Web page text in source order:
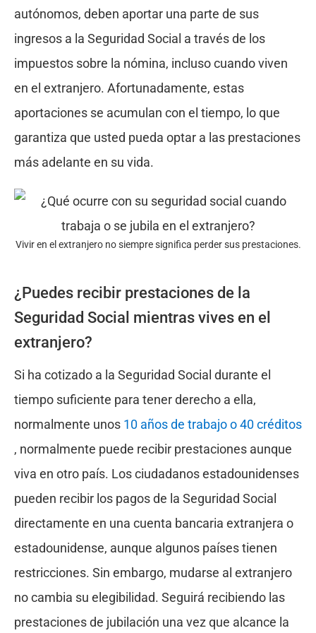
autónomos, deben aportar una parte de sus
ingresos a la Seguridad Social a través de los
impuestos sobre la nómina, incluso cuando viven
en el extranjero. Afortunadamente, estas
aportaciones se acumulan con el tiempo, lo que
garantiza que usted pueda optar a las prestaciones
más adelante en su vida.
Vivir en el extranjero no siempre significa perder sus prestaciones.
¿Puedes recibir prestaciones de la
Seguridad Social mientras vives en el
extranjero?
Si ha cotizado a la Seguridad Social durante el
tiempo suficiente para tener derecho a ella,
normalmente unos 10 años de trabajo o 40 créditos
, normalmente puede recibir prestaciones aunque
viva en otro país. Los ciudadanos estadounidenses
pueden recibir los pagos de la Seguridad Social
directamente en una cuenta bancaria extranjera o
estadounidense, aunque algunos países tienen
restricciones. Sin embargo, mudarse al extranjero
no cambia su elegibilidad. Seguirá recibiendo las
prestaciones de jubilación una vez que alcance la